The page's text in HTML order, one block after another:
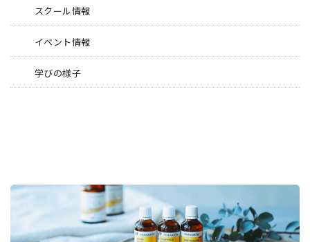
スクール情報
イベント情報
学びの様子